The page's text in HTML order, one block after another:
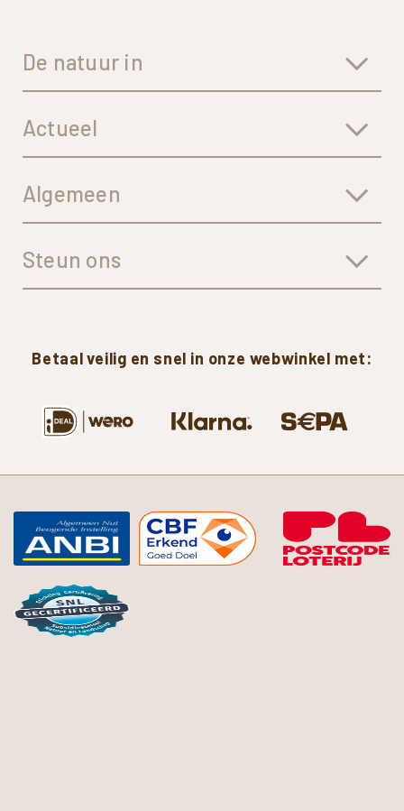
De natuur in
Actueel
Algemeen
Steun ons
Betaal veilig en snel in onze webwinkel met: